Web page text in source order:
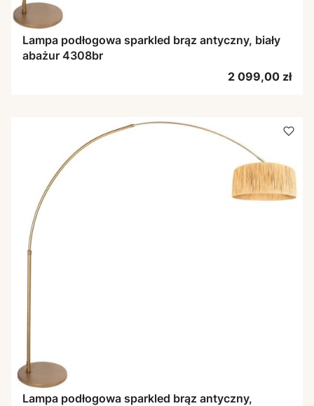
Lampa podłogowa sparkled brąz antyczny, biały
abażur 4308br
Cena
2 099,00 zł
Lampa podłogowa sparkled brąz antyczny,